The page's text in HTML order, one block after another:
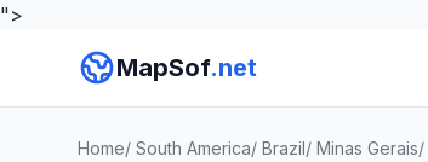
">
MapSof.net
Home/ South America/ Brazil/ Minas Gerais/